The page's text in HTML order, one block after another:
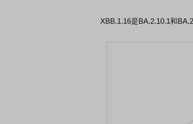
XBB.1.16是BA.2.10.1和